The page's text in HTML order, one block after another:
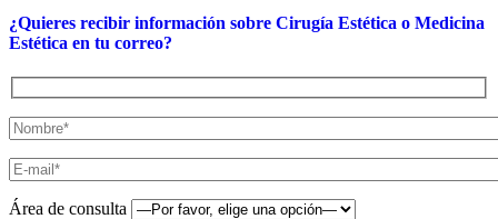
¿Quieres recibir información sobre Cirugía Estética o Medicina
Estética en tu correo?
Área de consulta